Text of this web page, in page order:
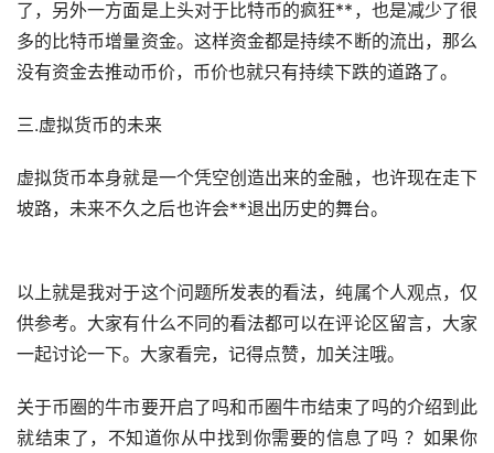
了，另外一方面是上头对于比特币的疯狂**，也是减少了很
多的比特币增量资金。这样资金都是持续不断的流出，那么
没有资金去推动币价，币价也就只有持续下跌的道路了。
三.虚拟货币的未来
虚拟货币本身就是一个凭空创造出来的金融，也许现在走下
坡路，未来不久之后也许会**退出历史的舞台。
以上就是我对于这个问题所发表的看法，纯属个人观点，仅
供参考。大家有什么不同的看法都可以在评论区留言，大家
一起讨论一下。大家看完，记得点赞，加关注哦。
关于币圈的牛市要开启了吗和币圈牛市结束了吗的介绍到此
就结束了，不知道你从中找到你需要的信息了吗 ？如果你